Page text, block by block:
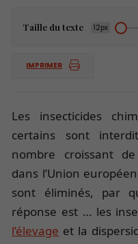
Taille du texte 12px
IMPRIMER
Les insecticides
certains sont
nombre croissant
dans l’Union
sont éliminés, par
réponse est … les
l’élevage et la